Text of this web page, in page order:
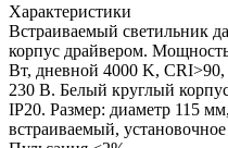
Характеристики
Встраиваемый светильник
корпус драйвером.
Вт, дневной 4000 K,
230 В. Белый круглый
IP20. Размер: диаметр 115
встраиваемый,